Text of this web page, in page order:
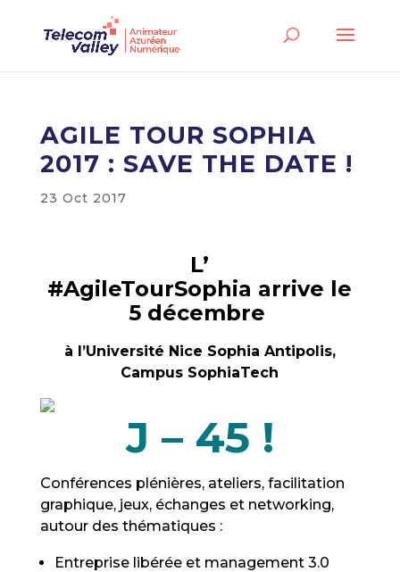
AGILE TOUR SOPHIA
2017 : SAVE THE DATE !
23 Oct 2017
L’
#AgileTourSophia arrive le
5 décembre
à l’Université Nice Sophia Antipolis,
Campus SophiaTech
J – 45 !
Conférences plénières, ateliers, facilitation
graphique, jeux, échanges et networking,
autour des thématiques :
Entreprise libérée et management 3.0